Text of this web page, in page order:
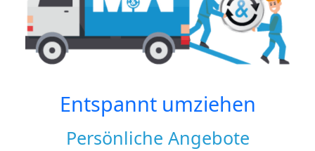
Entspannt umziehen
Persönliche Angebote